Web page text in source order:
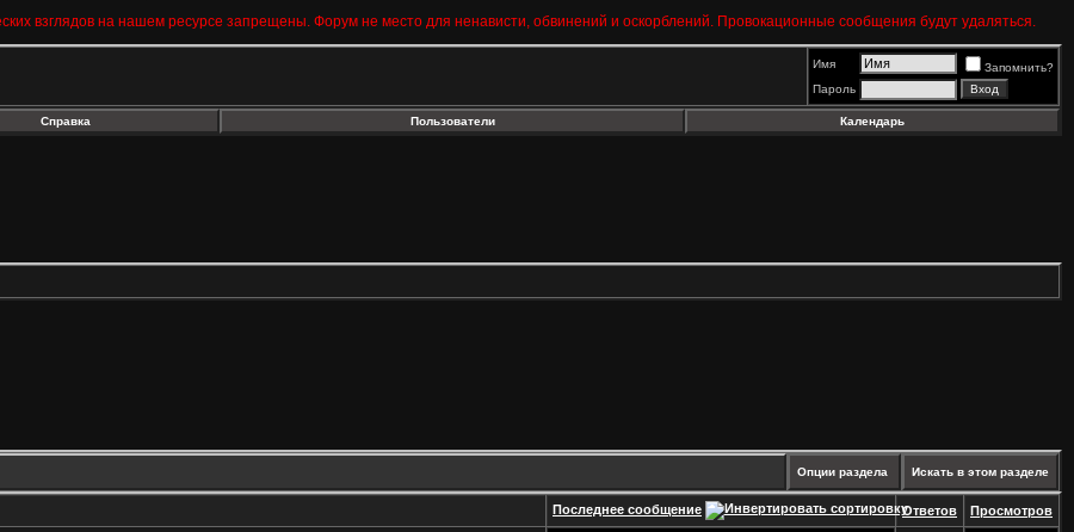
взглядов на нашем ресурсе запрещены. Форум не место для ненависти, обвинений и оскорблений. Провокационные сообщения будут удаляться.
Имя
Запомнить?
Пароль
Справка Пользователи Календарь
Опции раздела Искать в этом разделе
Последнее сообщение Ответов Просмотров